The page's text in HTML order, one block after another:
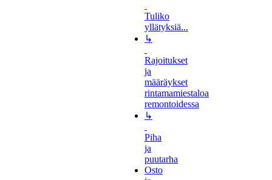
Tuliko
yllätyksiä...
↳
Rajoitukset
ja
määräykset
rintamamiestaloa
remontoidessa
↳
Piha
ja
puutarha
Osto